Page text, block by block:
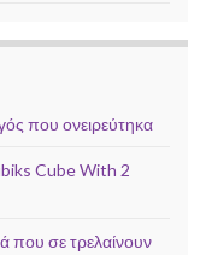
που ονειρεύτηκα
Cube With 2
που σε τρελαίνουν